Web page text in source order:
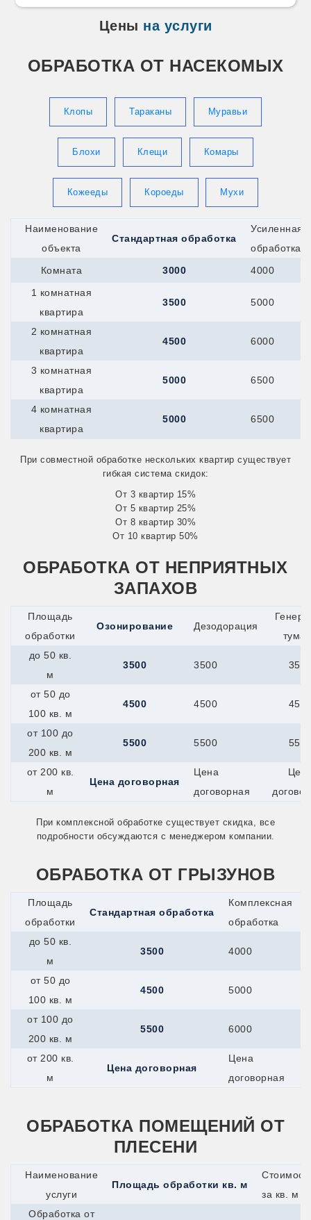
Цены на услуги
ОБРАБОТКА ОТ НАСЕКОМЫХ
Клопы Тараканы Муравьи
Блохи Клещи Комары
Кожееды Короеды Мухи
Наименование
объекта
Стандартная обработка
Усиленная
обработка
Комната
3000
4000
1 комнатная
квартира
3500 5000
2 комнатная
квартира
4500 6000
3 комнатная
квартира
5000 6500
4 комнатная
квартира
5000 6500
При совместной обработке нескольких квартир существует
гибкая система скидок:
От 3 квартир 15%
От 5 квартир 25%
От 8 квартир 30%
От 10 квартир 50%
ОБРАБОТКА ОТ НЕПРИЯТНЫХ
ЗАПАХОВ
Площадь
обработки
Озонирование Дезодорация
до 50 кв.
м
3500 3500
от 50 до
100 кв. м
4500 4500
от 100 до
200 кв. м
5500 5500
от 200 кв.
м
Цена договорная
Цена
договорная
При комплексной обработке существует скидка, все
подробности обсуждаются с менеджером компании.
ОБРАБОТКА ОТ ГРЫЗУНОВ
Площадь
обработки
Стандартная обработка
Комплексная
обработка
до 50 кв.
м
3500 4000
от 50 до
100 кв. м
4500 5000
от 100 до
200 кв. м
5500 6000
от 200 кв.
м
Цена договорная
Цена
договорная
ОБРАБОТКА ПОМЕЩЕНИЙ ОТ
ПЛЕСЕНИ
Наименование
услуги
Площадь обработки кв. м
за кв. м
Обработка от